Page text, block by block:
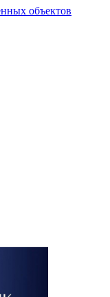
объектов